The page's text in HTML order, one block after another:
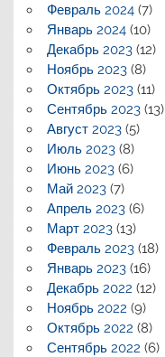
Февраль 2024(7)
Январь 2024(10)
Декабрь 2023(12)
Ноябрь 2023(8)
Октябрь 2023(11)
Сентябрь 2023(13)
Август 2023(5)
Июль 2023(8)
Июнь 2023(6)
Май 2023(7)
Апрель 2023(6)
Март 2023(13)
Февраль 2023(18)
Январь 2023(16)
Декабрь 2022 (12)
Ноябрь 2022 (9)
Октябрь 2022 (8)
Сентябрь 2022 (6)